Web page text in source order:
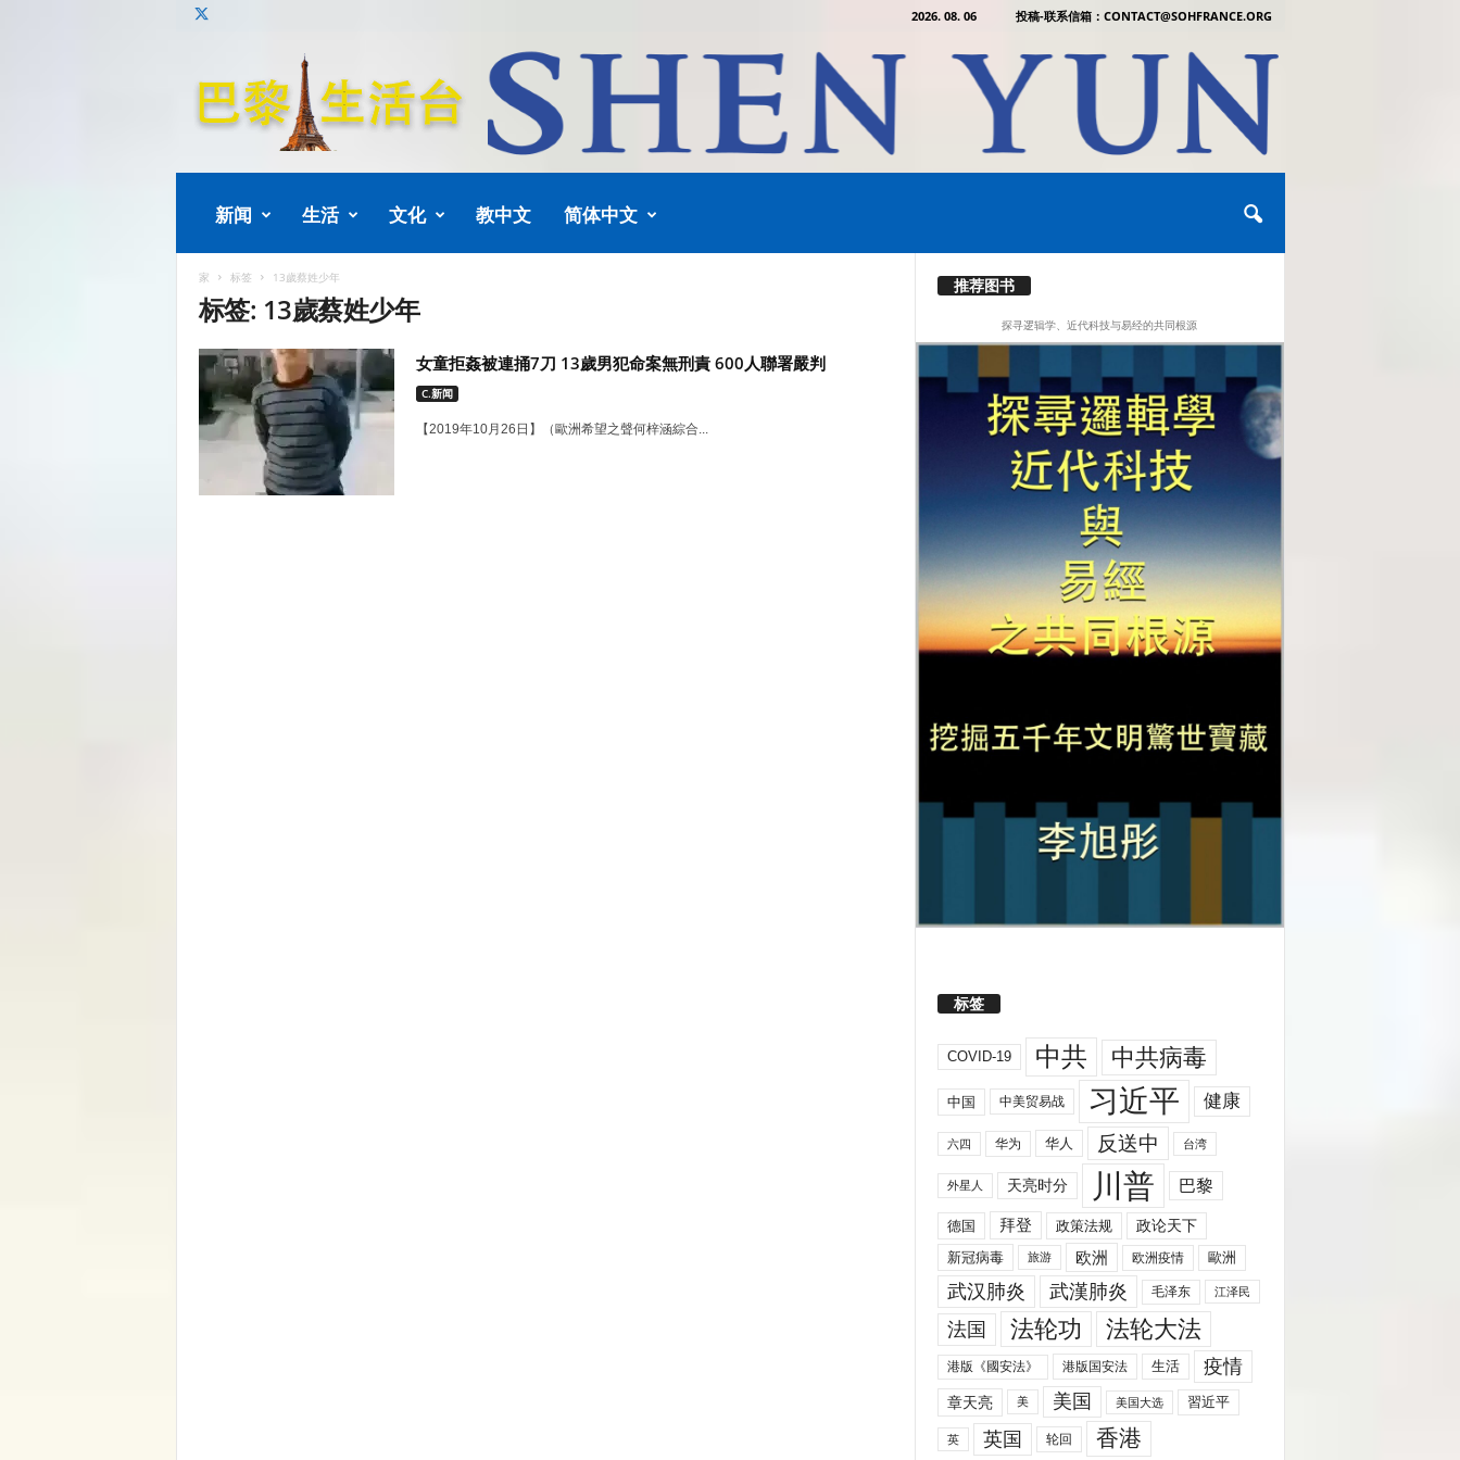
2026. 08. 06 投稿-联系信箱：CONTACT@SOHFRANCE.ORG
新闻 生活 文化 教中文 简体中文
家 标签 13歲蔡姓少年
标签: 13歲蔡姓少年
女童拒姦被連捅7刀 13歲男犯命案無刑責 600人聯署嚴判
C.新闻
【2019年10月26日】（歐洲希望之聲何梓涵綜合...
推荐图书
探寻逻辑学、近代科技与易经的共同根源
标签
COVID-19 中共 中共病毒
中国 中美贸易战 习近平 健康
六四 华为 华人 反送中 台湾
外星人 天亮时分 川普 巴黎
德国 拜登 政策法规
政论天下
新冠病毒
旅游 欧洲 欧洲疫情 歐洲
武汉肺炎 武漢肺炎 毛泽东 江泽民
法国 法轮功 法轮大法
港版《國安法》 港版国安法 生活 疫情
章天亮 美 美国 美国大选 習近平
英 英国 轮回 香港